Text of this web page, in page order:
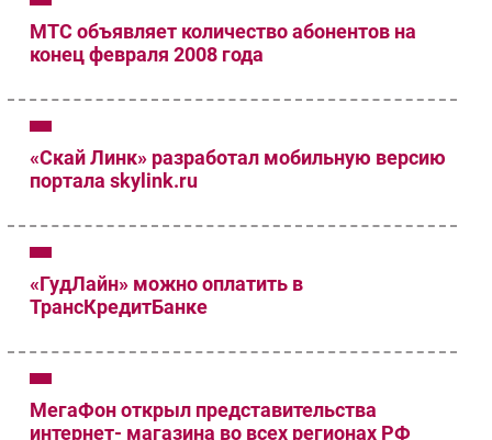
МТС объявляет количество абонентов на
конец февраля 2008 года
«Скай Линк» разработал мобильную версию
портала skylink.ru
«ГудЛайн» можно оплатить в
ТрансКредитБанке
МегаФон открыл представительства
интернет- магазина во всех регионах РФ